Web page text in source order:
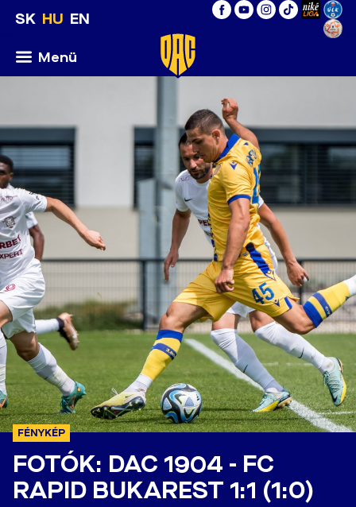
SK HU EN
Menü
FÉNYKÉP
FOTÓK: DAC 1904 - FC
RAPID BUKAREST 1:1 (1:0)